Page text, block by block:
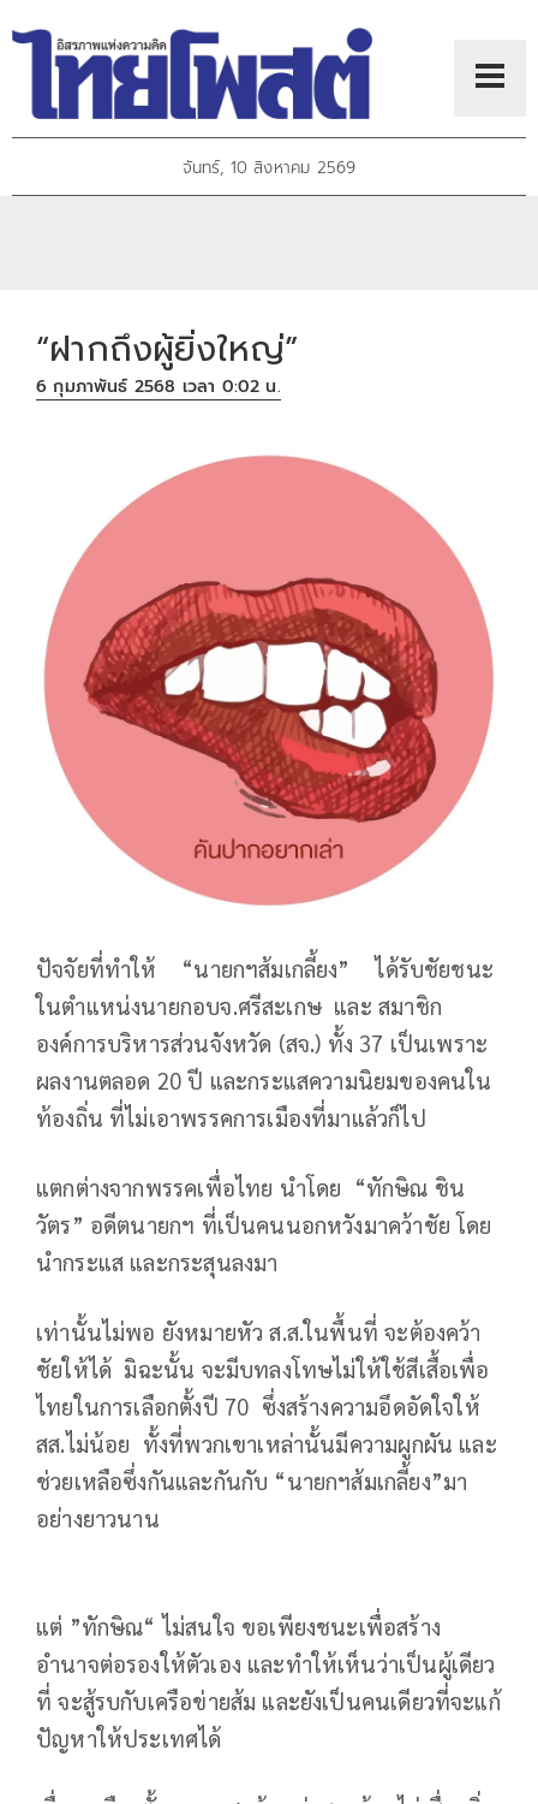
จันทร์, 10 สิงหาคม 2569
“ฝากถึงผู้ยิ่งใหญ่”
6 กุมภาพันธ์ 2568 เวลา 0:02 น.
ปัจจัยที่ทำให้ “นายกฯส้มเกลี้ยง” ได้รับชัยชนะ
ในตำแหน่งนายกอบจ.ศรีสะเกษ และ สมาชิก
องค์การบริหารส่วนจังหวัด (สจ.) ทั้ง 37 เป็นเพราะ
ผลงานตลอด 20 ปี และกระแสความนิยมของคนใน
ท้องถิ่น ที่ไม่เอาพรรคการเมืองที่มาแล้วก็ไป
แตกต่างจากพรรคเพื่อไทย นำโดย “ทักษิณ ชิน
วัตร” อดีตนายกฯ ที่เป็นคนนอกหวังมาคว้าชัย โดย
นำกระแส และกระสุนลงมา
เท่านั้นไม่พอ ยังหมายหัว ส.ส.ในพื้นที่ จะต้องคว้า
ชัยให้ได้ มิฉะนั้น จะมีบทลงโทษไม่ให้ใช้สีเสื้อเพื่อ
ไทยในการเลือกตั้งปี 70 ซึ่งสร้างความอึดอัดใจให้
สส.ไม่น้อย ทั้งที่พวกเขาเหล่านั้นมีความผูกผัน และ
ช่วยเหลือซึ่งกันและกันกับ “นายกฯส้มเกลี้ยง”มา
อย่างยาวนาน
แต่ ”ทักษิณ“ ไม่สนใจ ขอเพียงชนะเพื่อสร้าง
อำนาจต่อรองให้ตัวเอง และทำให้เห็นว่าเป็นผู้เดียว
ที่ จะสู้รบกับเครือข่ายส้ม และยังเป็นคนเดียวที่จะแก้
ปัญหาให้ประเทศได้